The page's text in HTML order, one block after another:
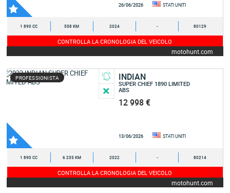
26/06/2026 STATI UNITI
1 890 CC 558 KM 2024 - 80129
CONTROLLA LA CRONOLOGIA DEL VEICOLO
motohunt.com
PROFESSIONISTA INDIAN
SUPER CHIEF 1890 LIMITED
ABS
12 998 €
13/06/2026 STATI UNITI
1 890 CC 6 235 KM 2022 - 80214
CONTROLLA LA CRONOLOGIA DEL VEICOLO
motohunt.com